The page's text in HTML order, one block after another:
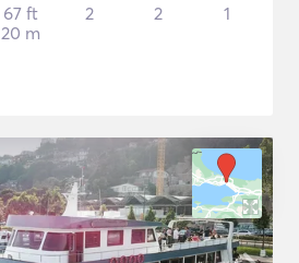
67 ft
20 m
2 2 1